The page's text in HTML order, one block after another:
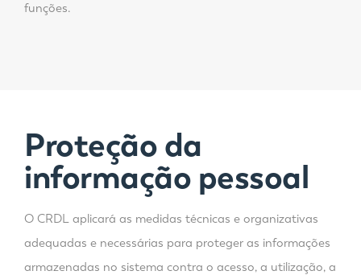
funções.
Proteção da
informação pessoal
O CRDL aplicará as medidas técnicas e organizativas
adequadas e necessárias para proteger as informações
armazenadas no sistema contra o acesso, a utilização, a